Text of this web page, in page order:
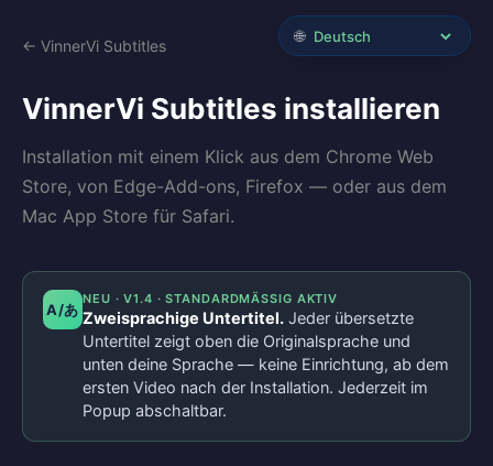
← VinnerVi Subtitles
VinnerVi Subtitles installieren
Installation mit einem Klick aus dem Chrome Web
Store, von Edge-Add-ons, Firefox — oder aus dem
Mac App Store für Safari.
A/あ
NEU · V1.4 · STANDARDMÄSSIG AKTIV
Zweisprachige Untertitel. Jeder übersetzte
Untertitel zeigt oben die Originalsprache und
unten deine Sprache — keine Einrichtung, ab dem
ersten Video nach der Installation. Jederzeit im
Popup abschaltbar.
🌐